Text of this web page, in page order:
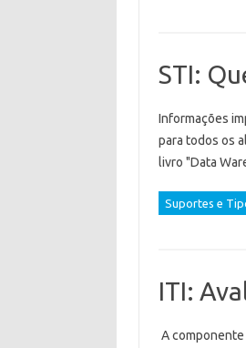
STI:
Informações
para todos os
livro "Data
Suportes e
ITI:
A